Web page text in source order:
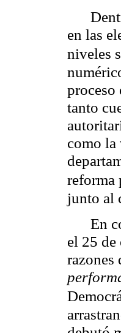
en las
niveles
proceso
tanto
como la
reforma
junto al
En
el 25 de
razones